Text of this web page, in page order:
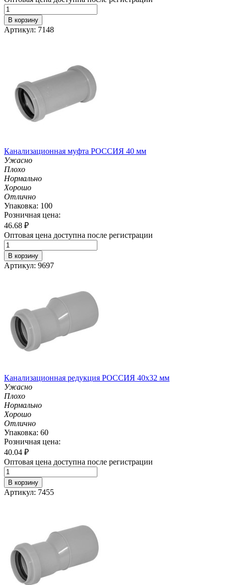
В корзину
Артикул: 7148
Канализационная муфта РОССИЯ 40 мм
Ужасно
Плохо
Нормально
Хорошо
Отлично
Упаковка: 100
Розничная цена:
46.68 ₽
Оптовая цена доступна после регистрации
В корзину
Артикул: 9697
Канализационная редукция РОССИЯ 40х32 мм
Ужасно
Плохо
Нормально
Хорошо
Отлично
Упаковка: 60
Розничная цена:
40.04 ₽
Оптовая цена доступна после регистрации
В корзину
Артикул: 7455